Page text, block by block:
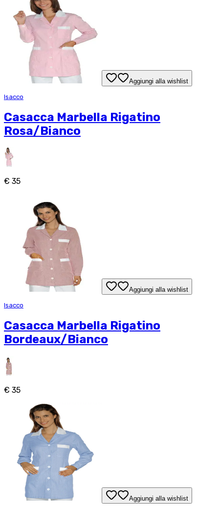
Aggiungi alla wishlist
Isacco
Casacca Marbella Rigatino
Rosa/Bianco
€ 35
Aggiungi alla wishlist
Isacco
Casacca Marbella Rigatino
Bordeaux/Bianco
€ 35
Aggiungi alla wishlist